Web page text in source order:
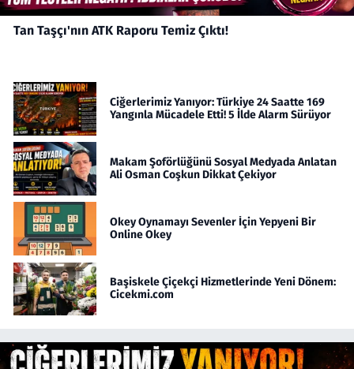
Tan Taşçı'nın ATK Raporu Temiz Çıktı!
Ciğerlerimiz Yanıyor: Türkiye 24 Saatte 169
Yangınla Mücadele Etti! 5 İlde Alarm Sürüyor
Makam Şoförlüğünü Sosyal Medyada Anlatan
Ali Osman Coşkun Dikkat Çekiyor
Okey Oynamayı Sevenler İçin Yepyeni Bir
Online Okey
Başiskele Çiçekçi Hizmetlerinde Yeni Dönem:
Cicekmi.com